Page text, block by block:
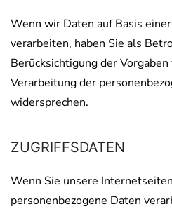
Wenn wir Daten auf Basis
verarbeiten, haben Sie als
Berücksichtigung der
Verarbeitung der
widersprechen.
ZUGRIFFSDATEN
Wenn Sie unsere
personenbezogene Daten